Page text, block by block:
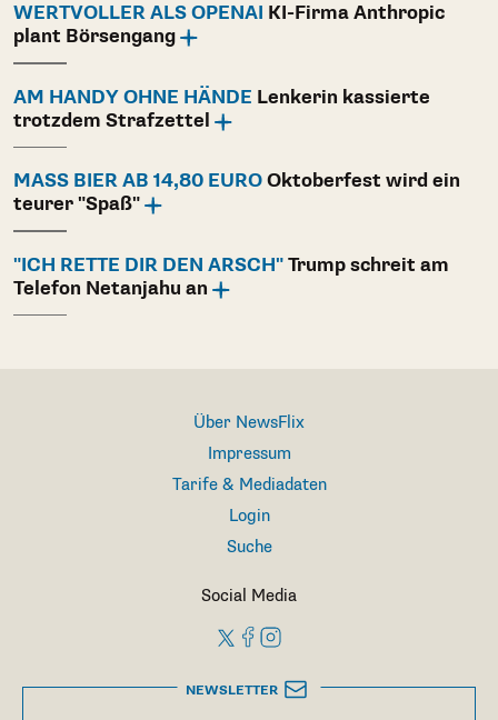
WERTVOLLER ALS OPENAI KI-Firma Anthropic
plant Börsengang
AM HANDY OHNE HÄNDE Lenkerin kassierte
trotzdem Strafzettel
MASS BIER AB 14,80 EURO Oktoberfest wird ein
teurer "Spaß"
"ICH RETTE DIR DEN ARSCH" Trump schreit am
Telefon Netanjahu an
Über NewsFlix
Impressum
Tarife & Mediadaten
Login
Suche
Social Media
NEWSLETTER